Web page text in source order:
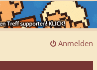
Anmelden